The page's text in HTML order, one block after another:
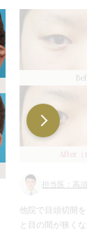
After （1
担当医：高須
他院で目頭切開を
と目の間が狭くな